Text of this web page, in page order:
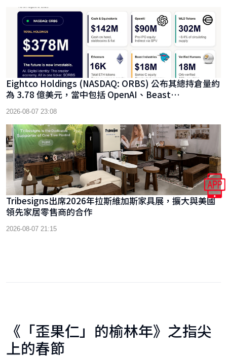
Eightco Holdings (NASDAQ: ORBS) 公布其總持倉量約
為 3.78 億美元，當中包括 OpenAI、Beast
代幣
2026-08-07 23:08
Tribesigns出席2026年拉斯維加斯家具展，擴大與美國
領先家居零售商的合作
2026-08-07 21:15
《「歪果仁」的榆林年》之指尖
上的春節